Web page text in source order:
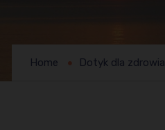
Home Dotyk dla zdrowia